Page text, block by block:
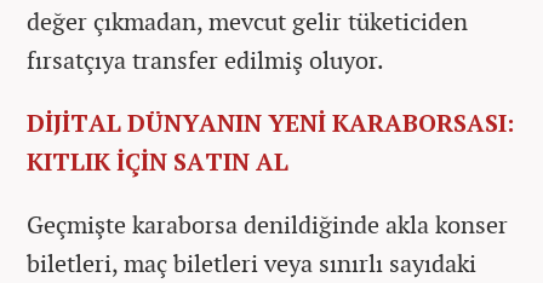
değer çıkmadan, mevcut gelir tüketiciden
fırsatçıya transfer edilmiş oluyor.
DİJİTAL DÜNYANIN YENİ KARABORSASI:
KITLIK İÇİN SATIN AL
Geçmişte karaborsa denildiğinde akla konser
biletleri, maç biletleri veya sınırlı sayıdaki